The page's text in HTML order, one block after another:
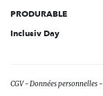
PRODURABLE
Inclusiv Day
CGV Données personnelles